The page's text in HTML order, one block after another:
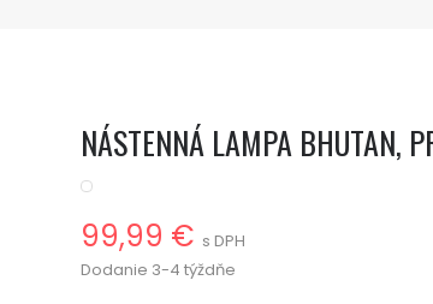
NÁSTENNÁ LAMPA BHUTAN,
99,99 € s DPH
Dodanie 3-4 týždňe